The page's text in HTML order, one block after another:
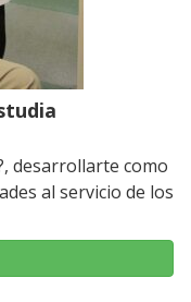
desarrollarte como
al servicio de los